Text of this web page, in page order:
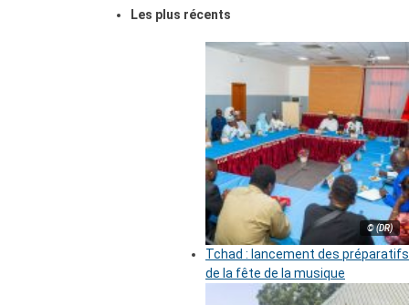
Les plus récents
© (DR)
Tchad : lancement des préparatifs
de la fête de la musique